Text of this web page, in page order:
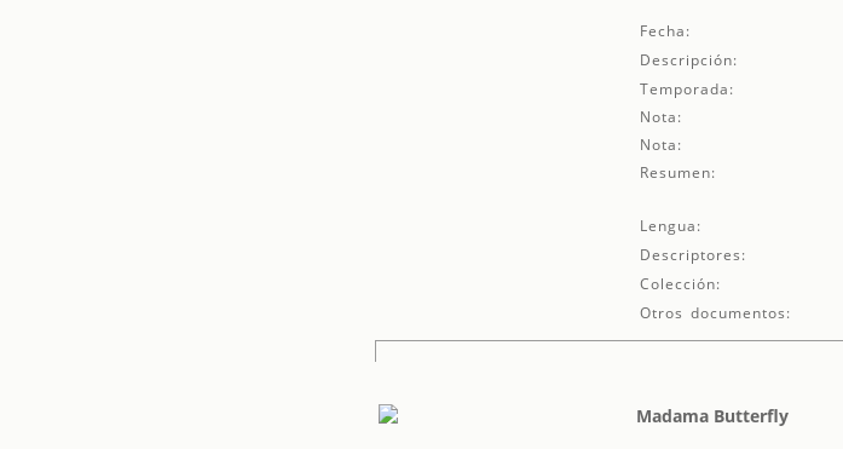
Fecha:
Descripción:
Temporada:
Nota:
Nota:
Resumen:
Lengua:
Descriptores:
Colección:
Otros documentos:
Madama Butterfly